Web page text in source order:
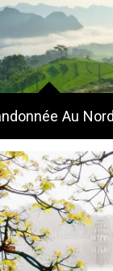
Au Nord